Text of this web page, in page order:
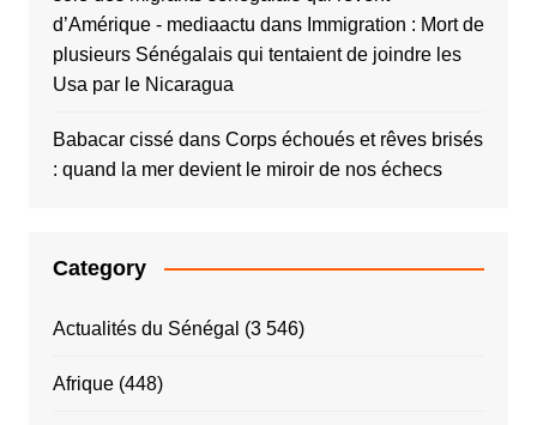
d’Amérique - mediaactu dans Immigration : Mort de
plusieurs Sénégalais qui tentaient de joindre les
Usa par le Nicaragua
Babacar cissédans Corps échoués et rêves brisés
: quand la mer devient le miroir de nos échecs
Category
Actualités du Sénégal (3 546)
Afrique(448)